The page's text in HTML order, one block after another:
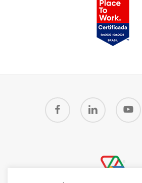
facebook linkedin youtube